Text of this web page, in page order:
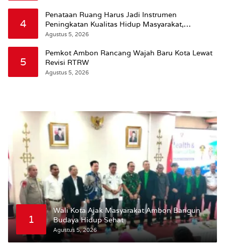
4
Penataan Ruang Harus Jadi Instrumen
Peningkatan Kualitas Hidup Masyarakat,
Wattimena: Revisi RT-RW Ditetapkan Pemkot
Agustus 5, 2026
5
Pemkot Ambon Rancang Wajah Baru Kota Lewat
Revisi RTRW
Agustus 5, 2026
1
Wali Kota Ajak Masyarakat Ambon Bangun
Budaya Hidup Sehat
Agustus 5, 2026